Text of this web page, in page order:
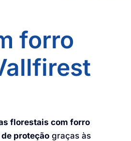
forro
florestais com forro
proteção graças às